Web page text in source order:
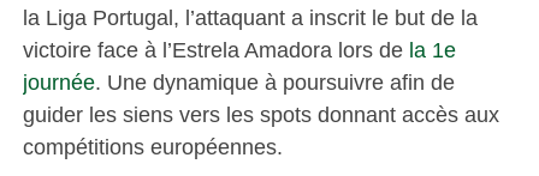
la Liga Portugal, l’attaquant a inscrit le but de la
victoire face à l’Estrela Amadora lors de la 1e
journée. Une dynamique à poursuivre afin de
guider les siens vers les spots donnant accès aux
compétitions européennes.